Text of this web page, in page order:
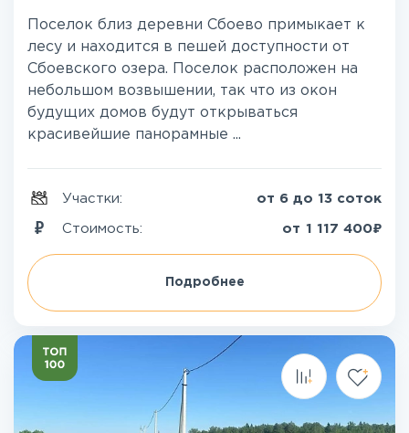
Поселок близ деревни Сбоево примыкает к
лесу и находится в пешей доступности от
Сбоевского озера. Поселок расположен на
небольшом возвышении, так что из окон
будущих домов будут открываться
красивейшие панорамные ...
Участки: от 6 до 13 соток
Стоимость: от 1 117 400₽
Подробнее